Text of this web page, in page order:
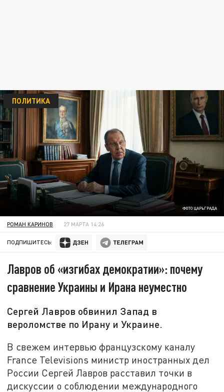
ФОТО ЦАРЬГРАДА
ПОЛИТИКА
РОМАН КАРИНОВ 27 МАРТА 14:26
ПОДПИШИТЕСЬ:
Лавров об «изгибах демократии»: почему
сравнение Украины и Ирана неуместно
Сергей Лавров обвинил Запад в
вероломстве по Ирану и Украине.
В свежем интервью французскому каналу
France Televisions министр иностранных дел
России Сергей Лавров расставил точки в
дискуссии о соблюдении международного